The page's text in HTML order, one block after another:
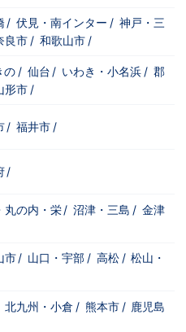
/ 伏見・南インター / 神戸・三
良市 / 和歌山市 /
の / 仙台 / いわき・小名浜 / 郡
形市 /
/ 福井市 /
/
丸の内・栄 / 沼津・三島 / 金津
市 / 山口・宇部 / 高松 / 松山・
北九州・小倉 / 熊本市 / 鹿児島